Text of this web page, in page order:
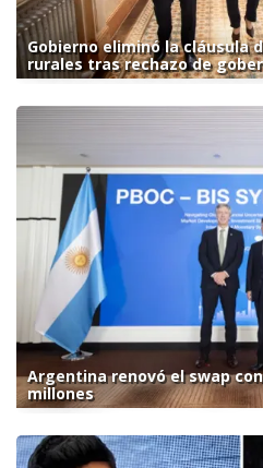
Gobierno eliminó la cláusula
rurales tras rechazo de
Argentina renovó el swap con
millones